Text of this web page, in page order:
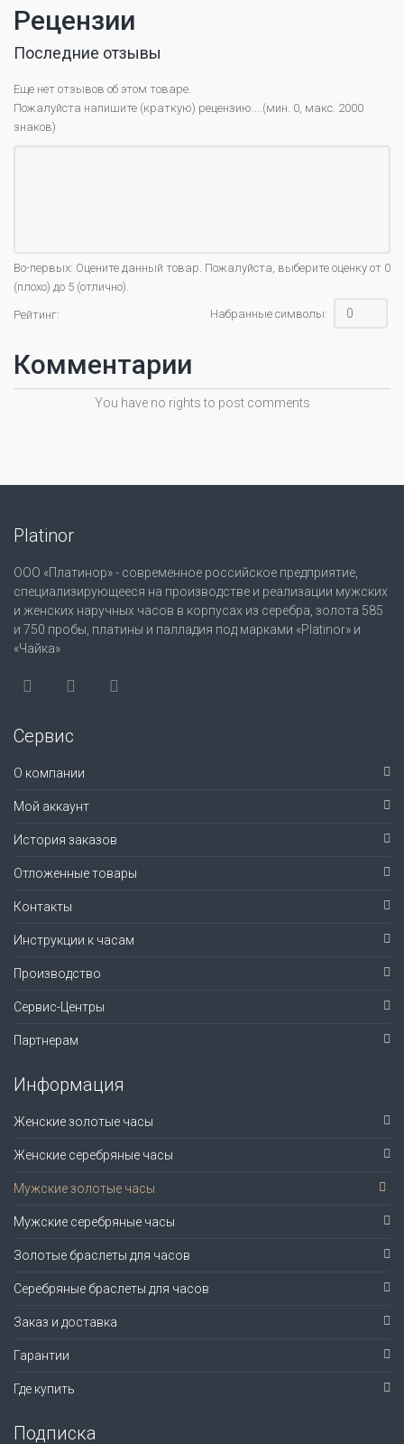
Рецензии
Последние отзывы
Еще нет отзывов об этом товаре.
Пожалуйста напишите (краткую) рецензию....(мин. 0, макс. 2000
знаков)
Во-первых: Оцените данный товар. Пожалуйста, выберите оценку от 0
(плохо) до 5 (отлично).
Рейтинг: Набранные символы:
Комментарии
You have no rights to post comments
Platinor
ООО «Платинор» - современное российское предприятие,
специализирующееся на производстве и реализации мужских
и женских наручных часов в корпусах из серебра, золота 585
и 750 пробы, платины и палладия под марками «Platinor» и
«Чайка»
Сервис
О компании
Мой аккаунт
История заказов
Отложенные товары
Контакты
Инструкции к часам
Производство
Сервис-Центры
Партнерам
Информация
Женские золотые часы
Женские серебряные часы
Мужские золотые часы
Мужские серебряные часы
Золотые браслеты для часов
Серебряные браслеты для часов
Заказ и доставка
Гарантии
Где купить
Подписка